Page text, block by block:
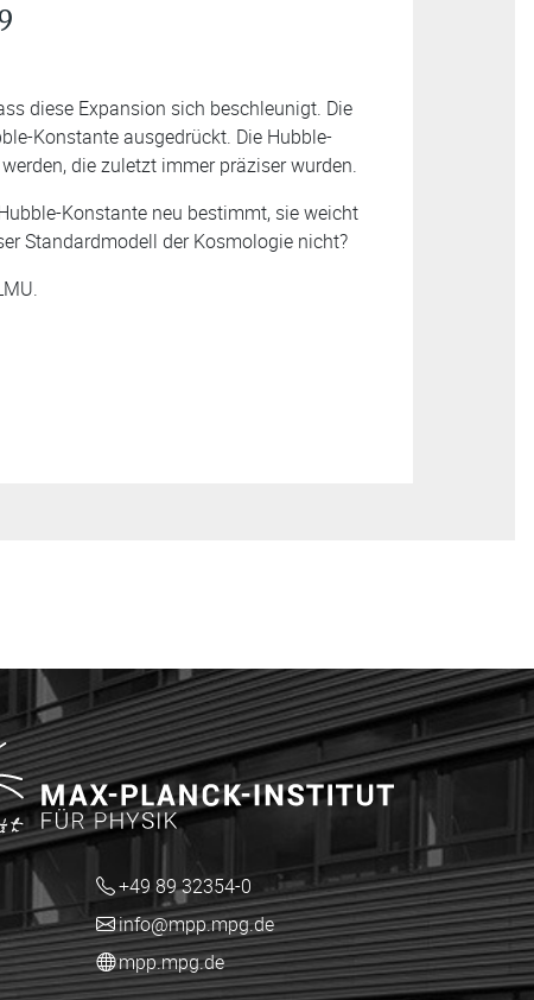
diese Expansion sich beschleunigt. Die
Konstante ausgedrückt. Die Hubble-
die zuletzt immer präziser wurden.
Konstante neu bestimmt, sie weicht
Standardmodell der Kosmologie nicht?
+49 89 32354-0
info@mpp.mpg.de
mpp.mpg.de